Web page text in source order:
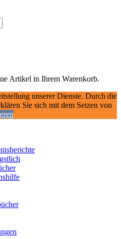
Artikel in Ihrem Warenkorb.
unserer Dienste. Durch die
Sie sich mit dem Setzen von